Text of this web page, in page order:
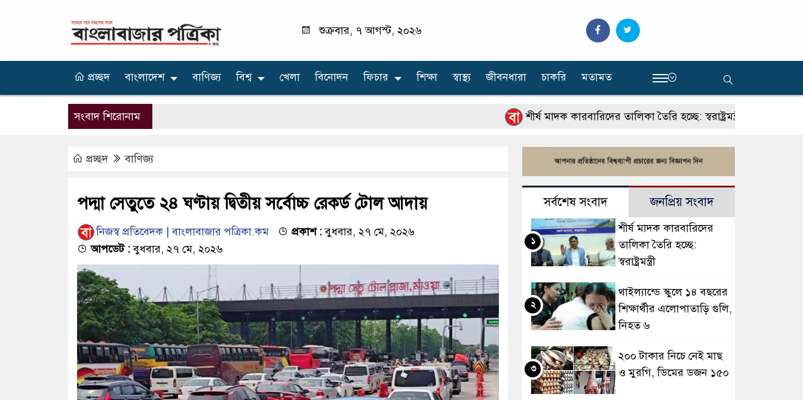
শুক্রবার, ৭ আগস্ট, ২০২৬
প্রচ্ছদ বাংলাদেশ বাণিজ্য বিশ্ব খেলা বিনোদন ফিচার শিক্ষা স্বাস্থ্য জীবনধারা চাকরি মতামত ‍
সংবাদ শিরোনাম শীর্ষ মাদক কারবারিদের তালিকা তৈরি হচ্ছে: স্বরাষ্ট্রমন্ত্রী
প্রচ্ছদ বাণিজ্য
পদ্মা সেতুতে ২৪ ঘণ্টায় দ্বিতীয় সর্বোচ্চ রেকর্ড টোল আদায়
নিজস্ব প্রতিবেদক | বাংলাবাজার পত্রিকা.কম প্রকাশ :বুধবার, ২৭ মে, ২০২৬
আপডেট :বুধবার, ২৭ মে, ২০২৬
সর্বশেষ সংবাদ জনপ্রিয় সংবাদ
শীর্ষ মাদক কারবারিদের
তালিকা তৈরি হচ্ছে:
স্বরাষ্ট্রমন্ত্রী
১
থাইল্যান্ডে স্কুলে ১৪ বছরের
শিক্ষার্থীর এলোপাতাড়ি গুলি,
নিহত ৬
২
২০০ টাকার নিচে নেই মাছ
ও মুরগি, ডিমের ডজন ১৫০
৩